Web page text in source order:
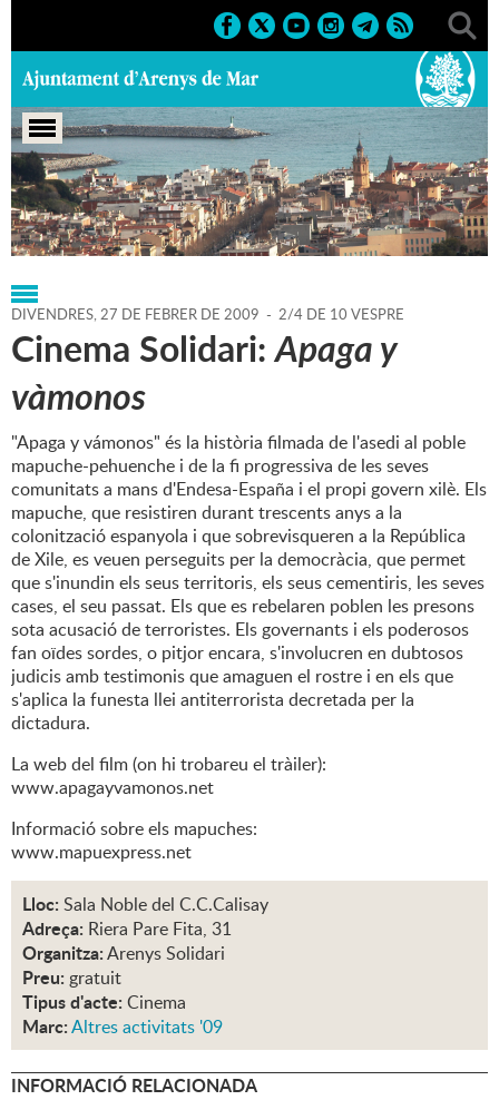
Portada > Regidories > Agenda > 27-02-2009
DIVENDRES,27 DE FEBRER DE 2009 - 2/4 DE 10 VESPRE
Cinema Solidari:Apaga y
vàmonos
"Apaga y vámonos" és la història filmada de l'asedi al poble
mapuche-pehuenche i de la fi progressiva de les seves
comunitats a mans d'Endesa-España i el propi govern xilè. Els
mapuche, que resistiren durant trescents anys a la
colonització espanyola i que sobrevisqueren a la República
de Xile, es veuen perseguits per la democràcia, que permet
que s'inundin els seus territoris, els seus cementiris, les seves
cases, el seu passat. Els que es rebelaren poblen les presons
sota acusació de terroristes. Els governants i els poderosos
fan oïdes sordes, o pitjor encara, s'involucren en dubtosos
judicis amb testimonis que amaguen el rostre i en els que
s'aplica la funesta llei antiterrorista decretada per la
dictadura.
La web del film (on hi trobareu el tràiler):
www.apagayvamonos.net
Informació sobre els mapuches:
www.mapuexpress.net
Lloc: Sala Noble del C.C.Calisay
Adreça: Riera Pare Fita, 31
Organitza:Arenys Solidari
Preu: gratuit
Tipus d'acte: Cinema
Marc:Altres activitats '09
INFORMACIÓ RELACIONADA